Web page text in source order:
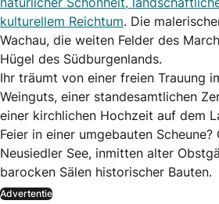
kulturellem Reichtum. Die
Wachau, die weiten Felder des
Hügel des Südburgenlands.
Ihr träumt von einer freien Trauung
Weinguts, einer standesamtlichen
einer kirchlichen Hochzeit auf dem
Feier in einer umgebauten
Neusiedler See, inmitten alter
barocken Sälen historischer Bauten.
Advertentie